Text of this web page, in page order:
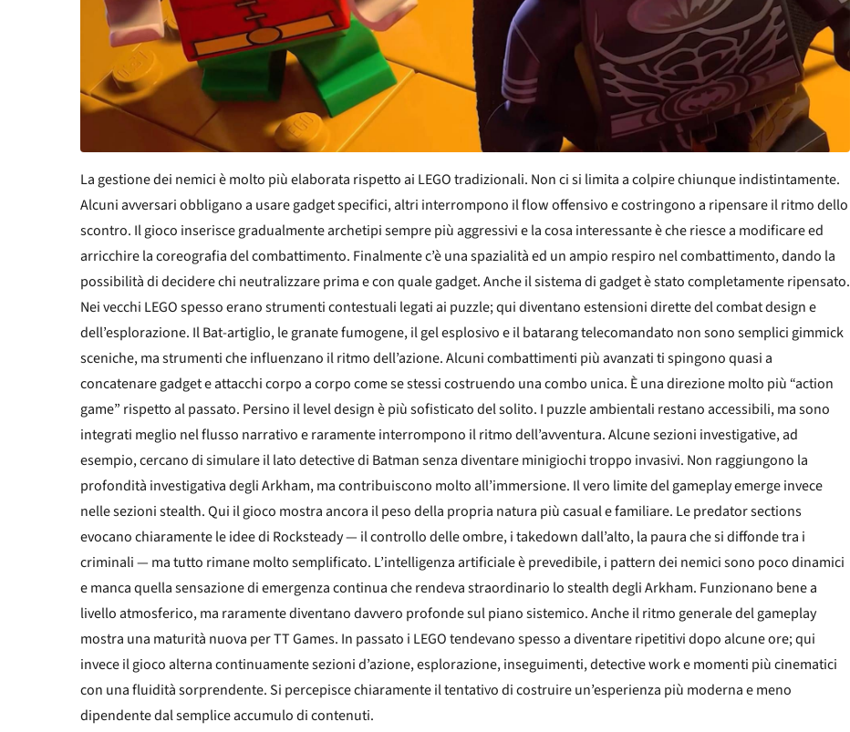
La gestione dei nemici è molto più elaborata rispetto ai LEGO tradizionali. Non ci si limita a colpire chiunque indistintamente.
Alcuni avversari obbligano a usare gadget specifici, altri interrompono il flow offensivo e costringono a ripensare il ritmo dello
scontro. Il gioco inserisce gradualmente archetipi sempre più aggressivi e la cosa interessante è che riesce a modificare ed
arricchire la coreografia del combattimento. Finalmente c’è una spazialità ed un ampio respiro nel combattimento, dando la
possibilità di decidere chi neutralizzare prima e con quale gadget. Anche il sistema di gadget è stato completamente ripensato.
Nei vecchi LEGO spesso erano strumenti contestuali legati ai puzzle; qui diventano estensioni dirette del combat design e
dell’esplorazione. Il Bat-artiglio, le granate fumogene, il gel esplosivo e il batarang telecomandato non sono semplici gimmick
sceniche, ma strumenti che influenzano il ritmo dell’azione. Alcuni combattimenti più avanzati ti spingono quasi a
concatenare gadget e attacchi corpo a corpo come se stessi costruendo una combo unica. È una direzione molto più “action
game” rispetto al passato. Persino il level design è più sofisticato del solito. I puzzle ambientali restano accessibili, ma sono
integrati meglio nel flusso narrativo e raramente interrompono il ritmo dell’avventura. Alcune sezioni investigative, ad
esempio, cercano di simulare il lato detective di Batman senza diventare minigiochi troppo invasivi. Non raggiungono la
profondità investigativa degli Arkham, ma contribuiscono molto all’immersione. Il vero limite del gameplay emerge invece
nelle sezioni stealth. Qui il gioco mostra ancora il peso della propria natura più casual e familiare. Le predator sections
evocano chiaramente le idee di Rocksteady — il controllo delle ombre, i takedown dall’alto, la paura che si diffonde tra i
criminali — ma tutto rimane molto semplificato. L’intelligenza artificiale è prevedibile, i pattern dei nemici sono poco dinamici
e manca quella sensazione di emergenza continua che rendeva straordinario lo stealth degli Arkham. Funzionano bene a
livello atmosferico, ma raramente diventano davvero profonde sul piano sistemico. Anche il ritmo generale del gameplay
mostra una maturità nuova per TT Games. In passato i LEGO tendevano spesso a diventare ripetitivi dopo alcune ore; qui
invece il gioco alterna continuamente sezioni d’azione, esplorazione, inseguimenti, detective work e momenti più cinematici
con una fluidità sorprendente. Si percepisce chiaramente il tentativo di costruire un’esperienza più moderna e meno
dipendente dal semplice accumulo di contenuti.